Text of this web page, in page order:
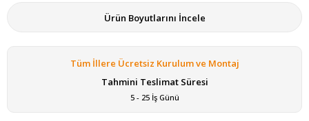
Ürün Boyutlarını İncele
Tüm İllere Ücretsiz Kurulum ve Montaj
Tahmini Teslimat Süresi
5 - 25 İş Günü